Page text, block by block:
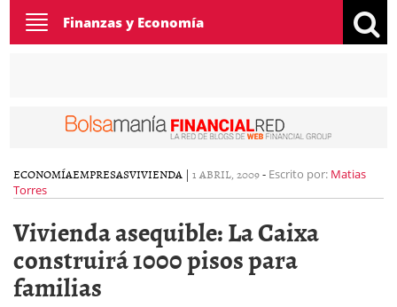
Toggle
navigation
Finanzas y Economía
ECONOMÍAEMPRESASVIVIENDA | 1 ABRIL, 2009- Escrito por: Matias
Torres
Vivienda asequible: La Caixa
construirá 1000 pisos para
familias